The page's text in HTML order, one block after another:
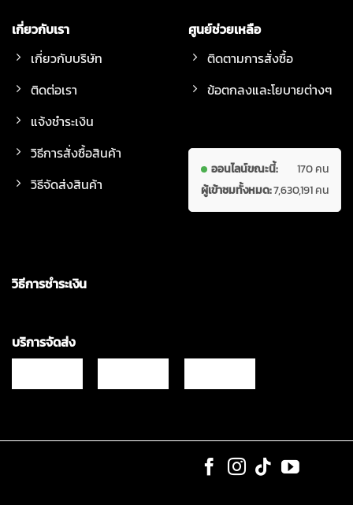
เกี่ยวกับเรา
เกี่ยวกับบริษัท
ติดต่อเรา
แจ้งชำระเงิน
วิธีการสั่งซื้อสินค้า
วิธีจัดส่งสินค้า
ศูนย์ช่วยเหลือ
ติดตามการสั่งซื้อ
ข้อตกลงและโยบายต่างๆ
ออนไลน์ขณะนี้:
170 คน
ผู้เข้าชมทั้งหมด:7,630,191 คน
วิธีการชำระเงิน
บริการจัดส่ง